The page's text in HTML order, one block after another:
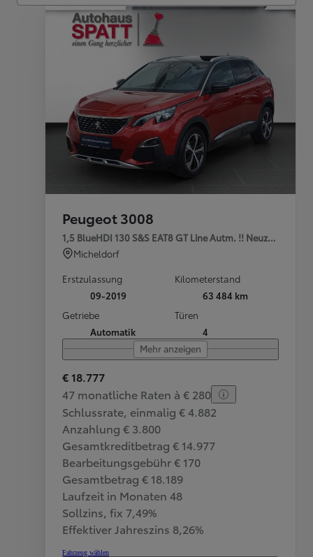
Peugeot 3008
1,5 BlueHDI 130 S&S EAT8 GT Line Autm. !! Neuzugang !!
Micheldorf
Erstzulassung
09-2019
Kilometerstand
63 484 km
Getriebe
Automatik
Türen
4
Mehr anzeigen
€ 18.777
47 monatliche Raten à € 280
Schlussrate, einmalig € 4.882
Anzahlung € 3.800
Gesamtkreditbetrag € 14.977
Bearbeitungsgebühr € 170
Gesamtbetrag € 18.189
Laufzeit in Monaten 48
Sollzins, fix 7,49%
Effektiver Jahreszins 8,26%
Fahrzeug wählen